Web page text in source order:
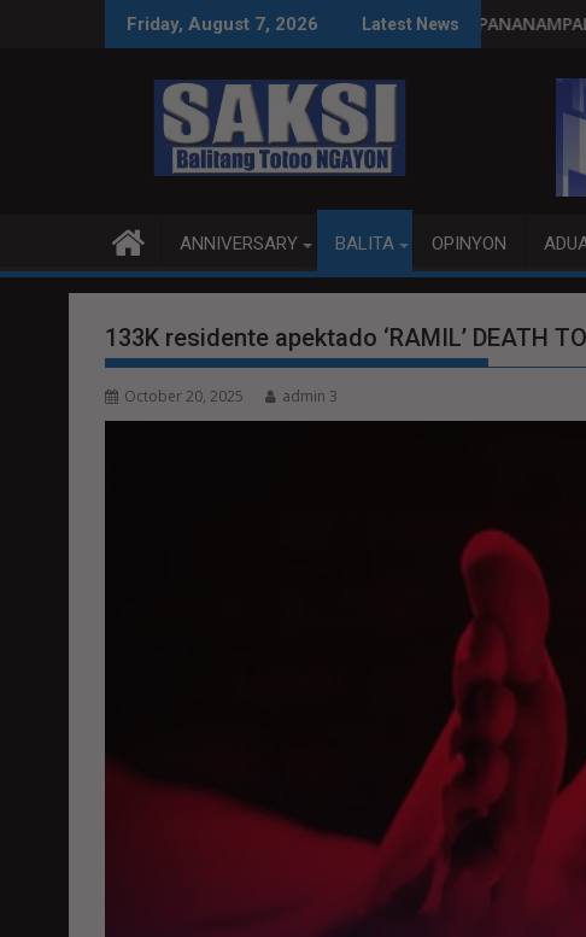
Friday, August 7, 2026 Latest News
tamang paggastos susi sa pag-unladPANANAMPALATAYA
ANNIVERSARY BALITA OPINYON
133K residente apektado ‘RAMIL’ DEATH
October 20, 2025 admin 3